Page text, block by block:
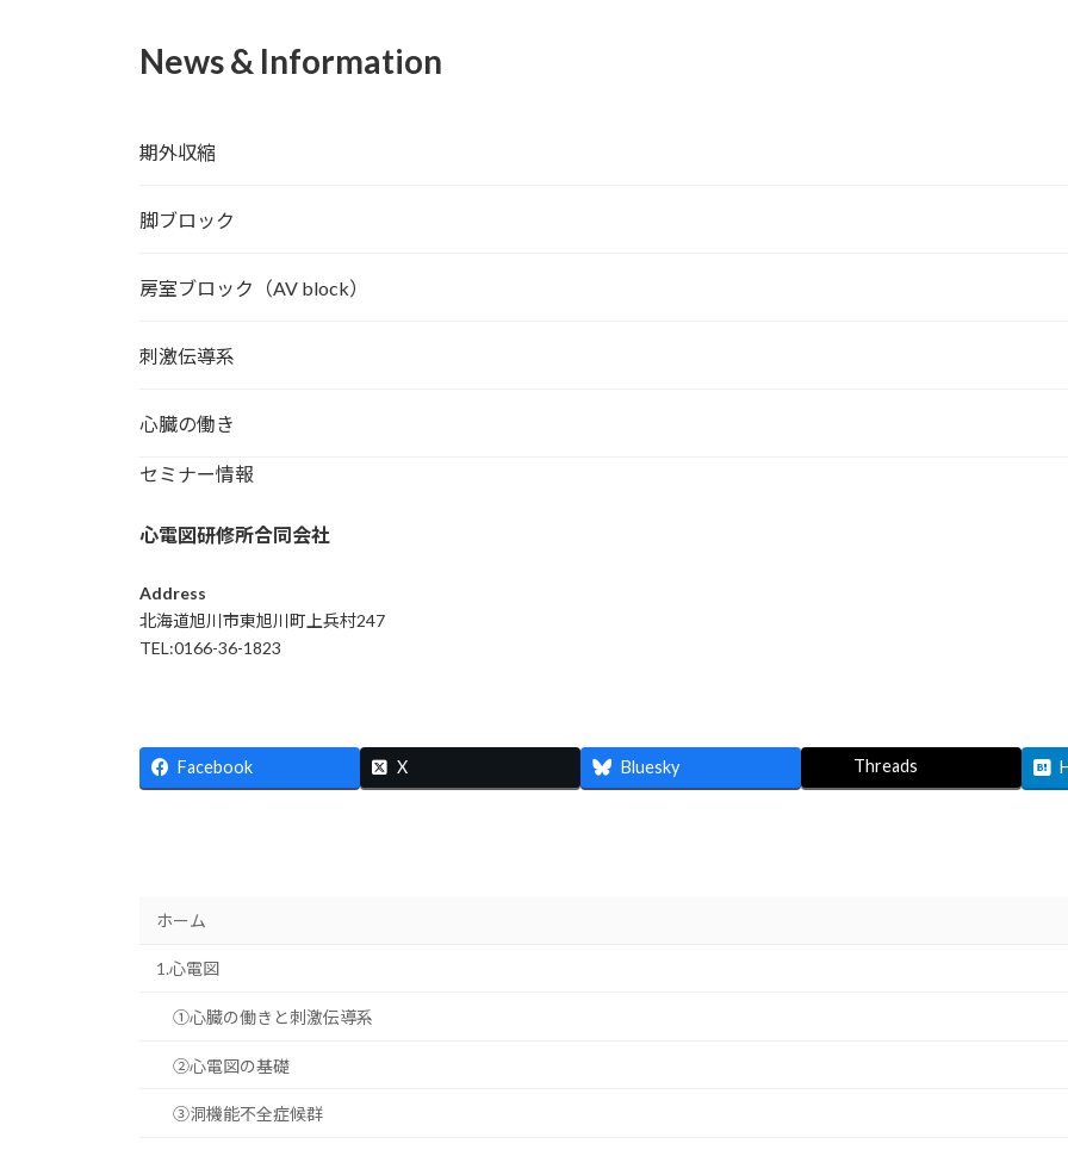
News & Information
期外収縮
脚ブロック
房室ブロック（AV block）
刺激伝導系
心臓の働き
セミナー情報
心電図研修所合同会社
Address
北海道旭川市東旭川町上兵村247
TEL:0166-36-1823
Facebook X Bluesky Threads
ホーム
1.心電図
①心臓の働きと刺激伝導系
②心電図の基礎
③洞機能不全症候群